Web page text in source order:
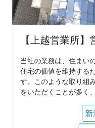
【上越営業所
当社の業務は、住まい
住宅の価値を維持する
す。このような取り組
をいただくことが多く